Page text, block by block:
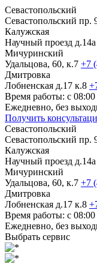
Севастопольский
Севастопольский пр.
Калужская
Научный проезд
Мичуринский
Удальцова, 60, к.7 +7
Дмитровка
Лобненская д.17 к.8
Время работы: с
Ежедневно, без
Получить
Севастопольский
Севастопольский пр.
Калужская
Научный проезд
Мичуринский
Удальцова, 60, к.7 +7
Дмитровка
Лобненская д.17 к.8
Время работы: с
Ежедневно, без
Выбрать сервис